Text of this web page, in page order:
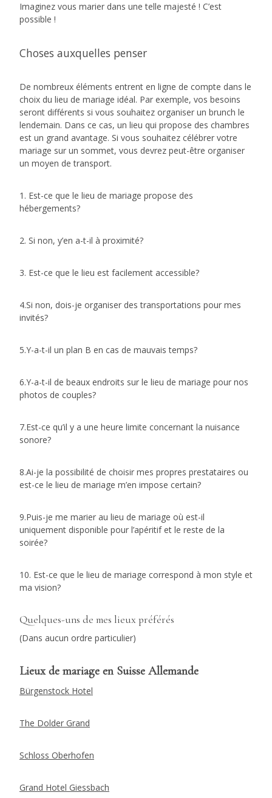
Imaginez vous marier dans une telle majesté ! C’est
possible !
Choses auxquelles penser
De nombreux éléments entrent en ligne de compte dans le
choix du lieu de mariage idéal. Par exemple, vos besoins
seront différents si vous souhaitez organiser un brunch le
lendemain. Dans ce cas, un lieu qui propose des chambres
est un grand avantage. Si vous souhaitez célébrer votre
mariage sur un sommet, vous devrez peut-être organiser
un moyen de transport.
1. Est-ce que le lieu de mariage propose des
hébergements?
2. Si non, y’en a-t-il à proximité?
3. Est-ce que le lieu est facilement accessible?
4.Si non, dois-je organiser des transportations pour mes
invités?
5.Y-a-t-il un plan B en cas de mauvais temps?
6.Y-a-t-il de beaux endroits sur le lieu de mariage pour nos
photos de couples?
7.Est-ce qu’il y a une heure limite concernant la nuisance
sonore?
8.Ai-je la possibilité de choisir mes propres prestataires ou
est-ce le lieu de mariage m’en impose certain?
9.Puis-je me marier au lieu de mariage où est-il
uniquement disponible pour l’apéritif et le reste de la
soirée?
10. Est-ce que le lieu de mariage correspond à mon style et
ma vision?
Quelques-uns de mes lieux préférés
(Dans aucun ordre particulier)
Lieux de mariage en Suisse Allemande
Bürgenstock Hotel
The Dolder Grand
Schloss Oberhofen
Grand Hotel Giessbach